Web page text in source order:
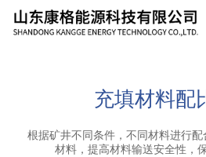
充填材料配
根据矿井不同条件，不同材料进行
材料，提高材料输送安全性，